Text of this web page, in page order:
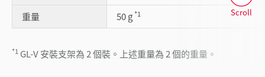
重量
50 g *1
*1 GL-V 安裝支架為 2 個裝。上述重量為 2 個的重量。
Scroll